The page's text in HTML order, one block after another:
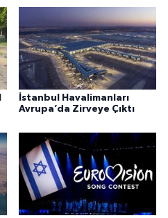
İstanbul Havalimanları
Avrupa’da Zirveye Çıktı